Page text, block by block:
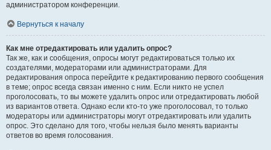
администратором конференции.
Вернуться к началу
Как мне отредактировать или удалить опрос?
Так же, как и сообщения, опросы могут редактироваться только их
создателями, модераторами или администраторами. Для
редактирования опроса перейдите к редактированию первого сообщения
в теме; опрос всегда связан именно с ним. Если никто не успел
проголосовать, то вы можете удалить опрос или отредактировать любой
из вариантов ответа. Однако если кто-то уже проголосовал, то только
модераторы или администраторы могут отредактировать или удалить
опрос. Это сделано для того, чтобы нельзя было менять варианты
ответов во время голосования.